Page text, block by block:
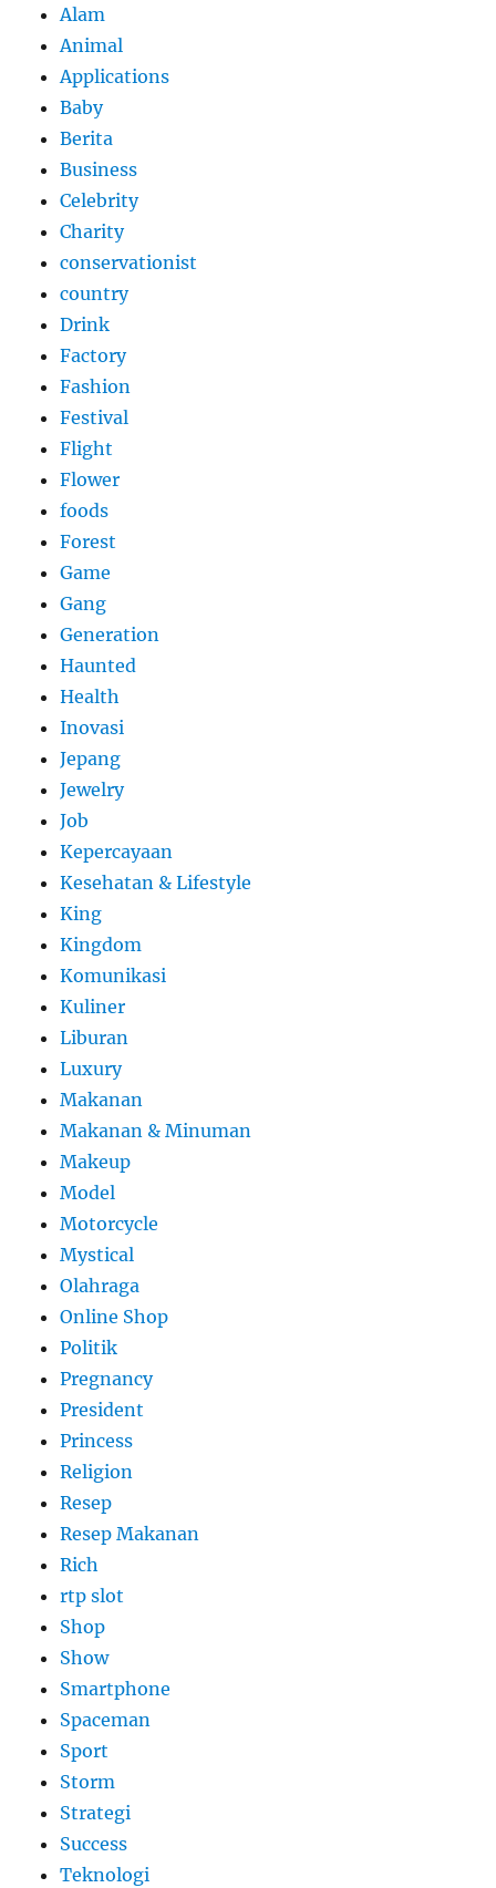
Alam
Animal
Applications
Baby
Berita
Business
Celebrity
Charity
conservationist
country
Drink
Factory
Fashion
Festival
Flight
Flower
foods
Forest
Game
Gang
Generation
Haunted
Health
Inovasi
Jepang
Jewelry
Job
Kepercayaan
Kesehatan & Lifestyle
King
Kingdom
Komunikasi
Kuliner
Liburan
Luxury
Makanan
Makanan & Minuman
Makeup
Model
Motorcycle
Mystical
Olahraga
Online Shop
Politik
Pregnancy
President
Princess
Religion
Resep
Resep Makanan
Rich
rtp slot
Shop
Show
Smartphone
Spaceman
Sport
Storm
Strategi
Success
Teknologi